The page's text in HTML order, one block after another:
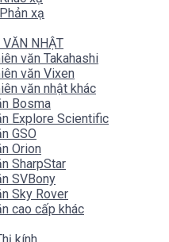
xạ
NHẬT
văn Takahashi
văn Vixen
văn nhật khác
Bosma
Explore Scientific
GSO
Orion
SharpStar
SVBony
Sky Rover
cao cấp khác